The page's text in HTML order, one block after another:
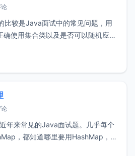
比较是Java面试中的常见问题，用
使用集合类以及是否可以随机应变
是有关Java 集合框架的最经典的
的集合类，存
年来常见的Java面试题。几乎每个
，都知道哪里要用HashMap，知